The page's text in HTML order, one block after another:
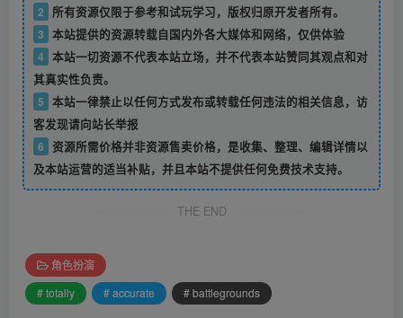
2
所有资源仅限于参考和试玩学习，版权归原开发者所有。
3 本站提供的资源转载自国内外各大媒体和网络，仅供体验
4 本站一切资源不代表本站立场，并不代表本站赞同其观点和对
其真实性负责。
5 本站一律禁止以任何方式发布或转载任何违法的相关信息，访
客发现请向站长举报
6
资源所需价格并非资源售卖价格，是收集、整理、编辑详情以
及本站运营的适当补贴，并且本站不提供任何免费技术支持。
THE END
角色扮演
# totally
# accurate # battlegrounds